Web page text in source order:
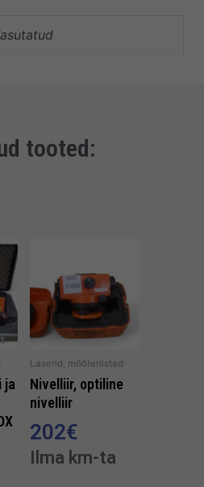
tooted:
ja
Laserid, mõõteriistad
Nivelliir, optiline
nivelliir
202€
Ilma km-ta